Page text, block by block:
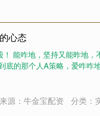
心态
能咋地，坚持又能昨地，
底的那个人A策略，爱咋咋
来源：牛金宝配资 分类：